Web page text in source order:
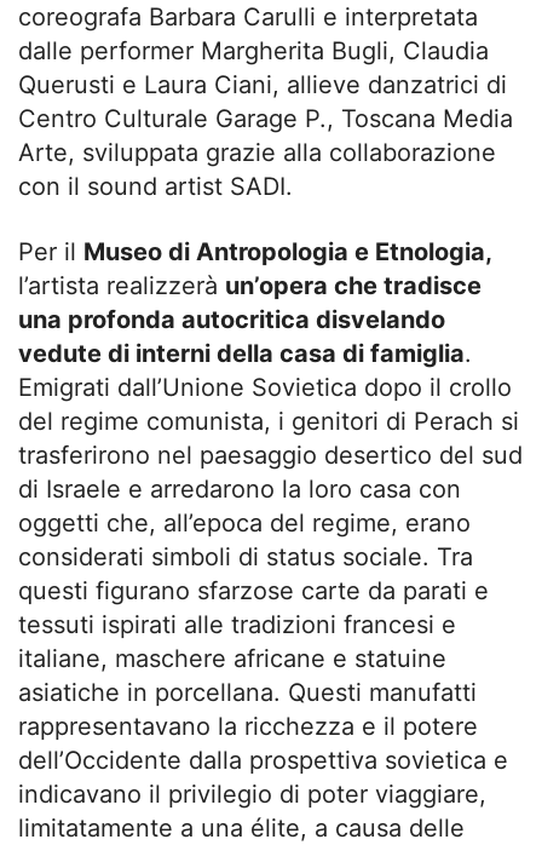
coreografa Barbara Carulli e interpretata
dalle performer Margherita Bugli, Claudia
Querusti e Laura Ciani, allieve danzatrici di
Centro Culturale Garage P., Toscana Media
Arte, sviluppata grazie alla collaborazione
con il sound artist SADI.
Per il Museo di Antropologia e Etnologia,
l’artista realizzerà un’opera che tradisce
una profonda autocritica disvelando
vedute di interni della casa di famiglia.
Emigrati dall’Unione Sovietica dopo il crollo
del regime comunista, i genitori di Perach si
trasferirono nel paesaggio desertico del sud
di Israele e arredarono la loro casa con
oggetti che, all’epoca del regime, erano
considerati simboli di status sociale. Tra
questi figurano sfarzose carte da parati e
tessuti ispirati alle tradizioni francesi e
italiane, maschere africane e statuine
asiatiche in porcellana. Questi manufatti
rappresentavano la ricchezza e il potere
dell’Occidente dalla prospettiva sovietica e
indicavano il privilegio di poter viaggiare,
limitatamente a una élite, a causa delle